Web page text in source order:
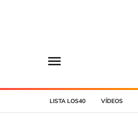
LISTA LOS40 VÍDEOS